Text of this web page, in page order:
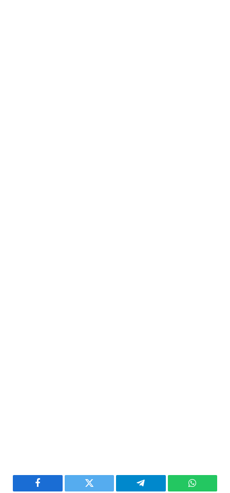
Facebook Twitter Telegram